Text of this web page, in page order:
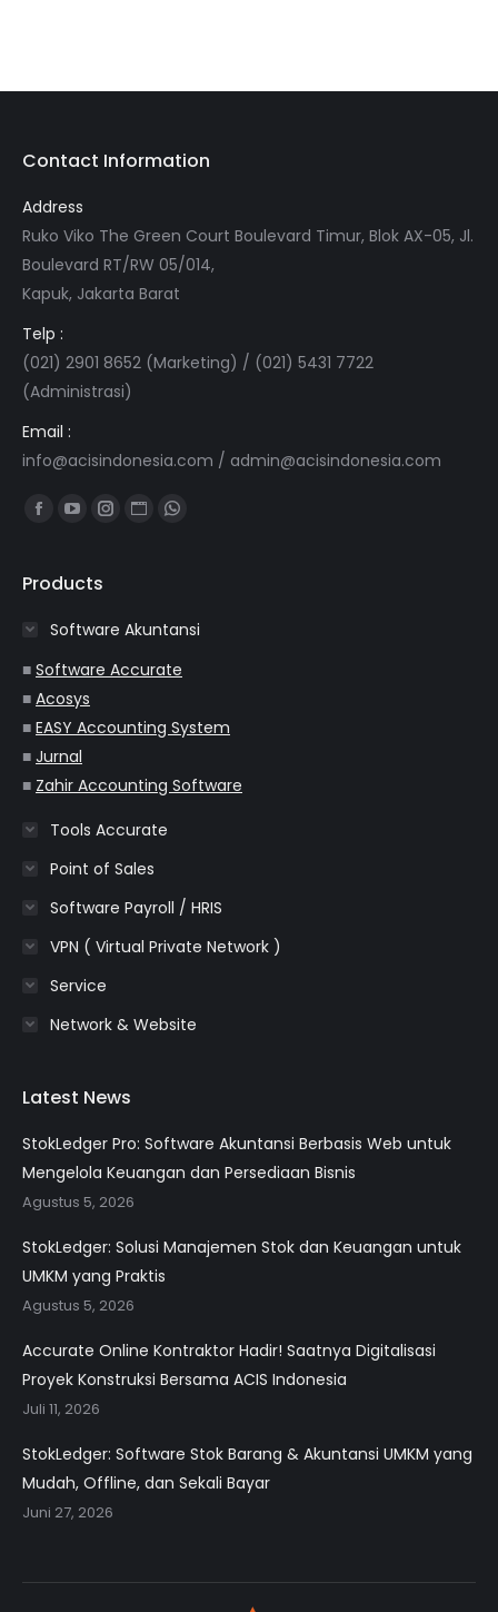
Contact Information
Address
Ruko Viko The Green Court Boulevard Timur, Blok AX-05, Jl.
Boulevard RT/RW 05/014,
Kapuk, Jakarta Barat
Telp :
(021) 2901 8652 (Marketing) / (021) 5431 7722
(Administrasi)
Email :
info@acisindonesia.com / admin@acisindonesia.com
Find us on:
Facebook
opens
new
window
YouTube
opens
new
window
Instagram
new
window
Website
new
window
Whatsapp
new
window
Products
Software Akuntansi
■ Software Accurate
■ Acosys
■ EASY Accounting System
■ Jurnal
■ Zahir Accounting Software
Tools Accurate
Point of Sales
Software Payroll / HRIS
VPN ( Virtual Private Network )
Service
Network & Website
Latest News
StokLedger Pro: Software Akuntansi Berbasis Web untuk
Mengelola Keuangan dan Persediaan Bisnis
Agustus 5, 2026
StokLedger: Solusi Manajemen Stok dan Keuangan untuk
UMKM yang Praktis
Agustus 5, 2026
Accurate Online Kontraktor Hadir! Saatnya Digitalisasi
Proyek Konstruksi Bersama ACIS Indonesia
Juli 11, 2026
StokLedger: Software Stok Barang & Akuntansi UMKM yang
Mudah, Offline, dan Sekali Bayar
Juni 27, 2026